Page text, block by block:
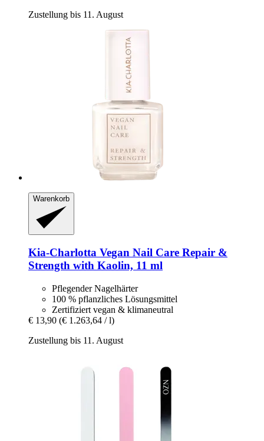
Zustellung bis 11. August
Warenkorb
Kia-Charlotta Vegan Nail Care Repair &
Strength with Kaolin, 11 ml
Pflegender Nagelhärter
100 % pflanzliches Lösungsmittel
Zertifiziert vegan & klimaneutral
€ 13,90 (€ 1.263,64 / l)
Zustellung bis 11. August